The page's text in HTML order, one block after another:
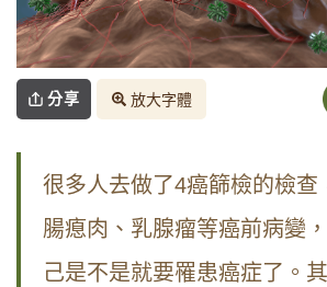
分享 放大字體
很多人去做了4癌篩檢的檢查
腸瘜肉、乳腺瘤等癌前病變
己是不是就要罹患癌症了。